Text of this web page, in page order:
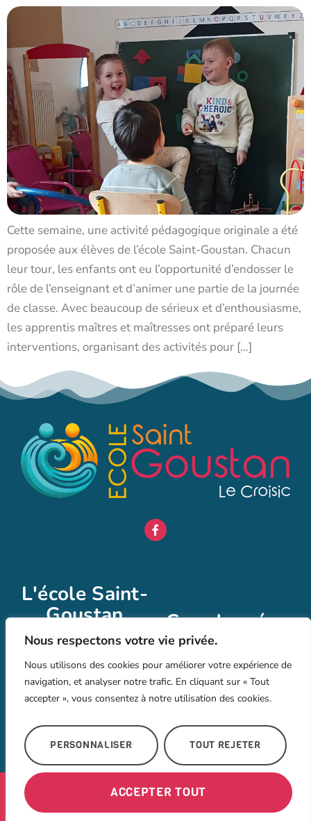
Nous respectons votre vie privée.
Nous utilisons des cookies pour améliorer votre expérience de
navigation, et analyser notre trafic. En cliquant sur « Tout
accepter », vous consentez à notre utilisation des cookies.
PERSONNALISER TOUT REJETER
ACCEPTER TOUT
Cette semaine, une activité pédagogique originale a été
proposée aux élèves de l’école Saint-Goustan. Chacun
leur tour, les enfants ont eu l’opportunité d’endosser le
rôle de l’enseignant et d’animer une partie de la journée
de classe. Avec beaucoup de sérieux et d’enthousiasme,
les apprentis maîtres et maîtresses ont préparé leurs
interventions, organisant des activités pour […]
L'école Saint-
Goustan
L’école Saint Goustan au
éducation maternelle et
primaire de qualité, dans
et bienveillant.
Coordonnées
02 40 23 06 39
laurence.bricaud@ac-
nantes.fr
44490 Le Croisic
Goustant Le Croisic, tous
Mentions
Légales
Politique
de
commune du Croisic